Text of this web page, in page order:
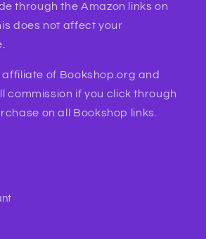
through the Amazon links on
does not affect your
affiliate of Bookshop.org and
commission if you click through
on all Bookshop links.